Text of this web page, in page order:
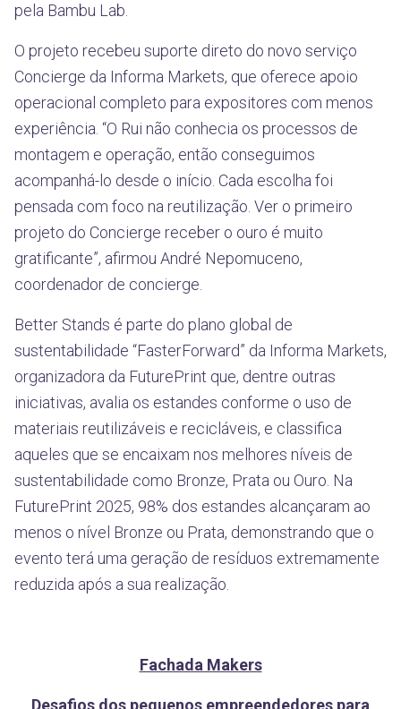
pela Bambu Lab.
O projeto recebeu suporte direto do novo serviço
Concierge da Informa Markets, que oferece apoio
operacional completo para expositores com menos
experiência. “O Rui não conhecia os processos de
montagem e operação, então conseguimos
acompanhá-lo desde o início. Cada escolha foi
pensada com foco na reutilização. Ver o primeiro
projeto do Concierge receber o ouro é muito
gratificante”, afirmou André Nepomuceno,
coordenador de concierge.
Better Stands é parte do plano global de
sustentabilidade “FasterForward” da Informa Markets,
organizadora da FuturePrint que, dentre outras
iniciativas, avalia os estandes conforme o uso de
materiais reutilizáveis e recicláveis, e classifica
aqueles que se encaixam nos melhores níveis de
sustentabilidade como Bronze, Prata ou Ouro. Na
FuturePrint 2025, 98% dos estandes alcançaram ao
menos o nível Bronze ou Prata, demonstrando que o
evento terá uma geração de resíduos extremamente
reduzida após a sua realização.
Fachada Makers
Desafios dos pequenos empreendedores para